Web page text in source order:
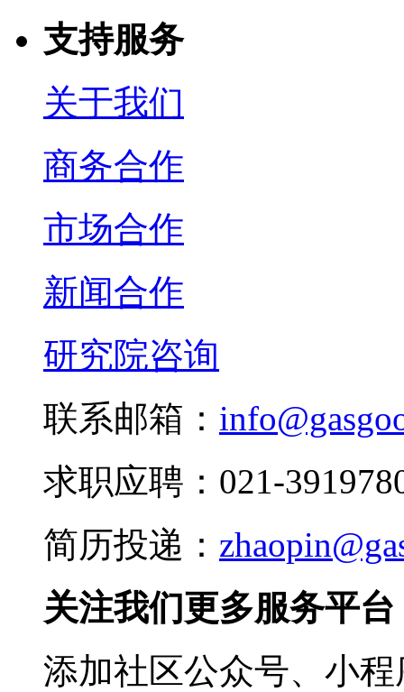
支持服务
关于我们
商务合作
市场合作
新闻合作
研究院咨询
联系邮箱：
求职应聘：021-
简历投递：
关注我们更多服务平台
添加社区公众号、小